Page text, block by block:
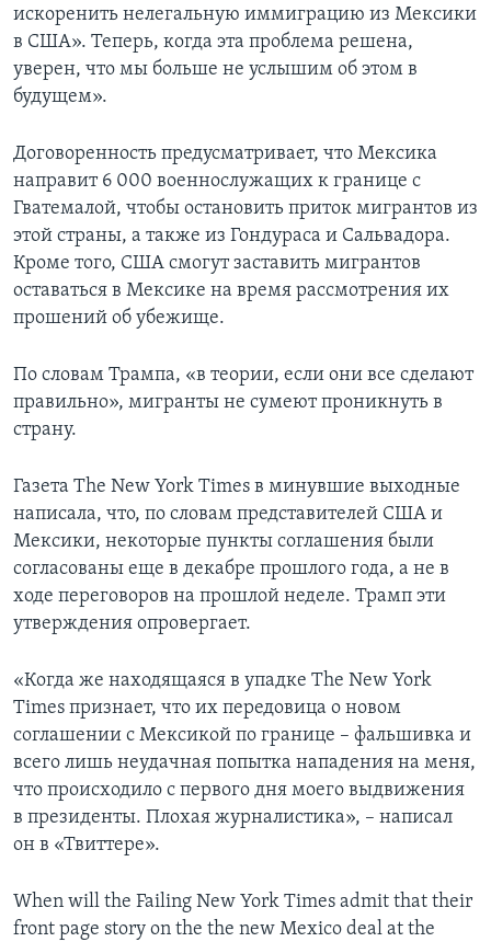
искоренить нелегальную иммиграцию из Мексики
в США». Теперь, когда эта проблема решена,
уверен, что мы больше не услышим об этом в
будущем».
Договоренность предусматривает, что Мексика
направит 6 000 военнослужащих к границе с
Гватемалой, чтобы остановить приток мигрантов из
этой страны, а также из Гондураса и Сальвадора.
Кроме того, США смогут заставить мигрантов
оставаться в Мексике на время рассмотрения их
прошений об убежище.
По словам Трампа, «в теории, если они все сделают
правильно», мигранты не сумеют проникнуть в
страну.
Газета The New York Times в минувшие выходные
написала, что, по словам представителей США и
Мексики, некоторые пункты соглашения были
согласованы еще в декабре прошлого года, а не в
ходе переговоров на прошлой неделе. Трамп эти
утверждения опровергает.
«Когда же находящаяся в упадке The New York
Times признает, что их передовица о новом
соглашении с Мексикой по границе – фальшивка и
всего лишь неудачная попытка нападения на меня,
что происходило с первого дня моего выдвижения
в президенты. Плохая журналистика», – написал
он в «Твиттере».
When will the Failing New York Times admit that their
front page story on the the new Mexico deal at the